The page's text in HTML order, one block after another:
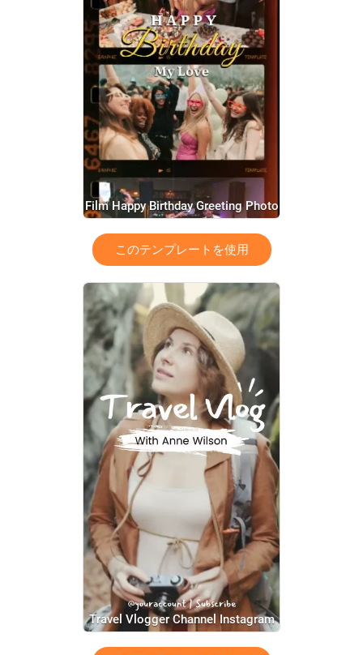
Film Happy Birthday Greeting Photo
Collage Tiktok Short Mobile Video
このテンプレートを使用
Travel Vlogger Channel Instagram
Reels